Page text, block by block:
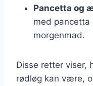
Pancetta og
med pancetta
morgenmad.
Disse retter viser,
rødløg kan være,